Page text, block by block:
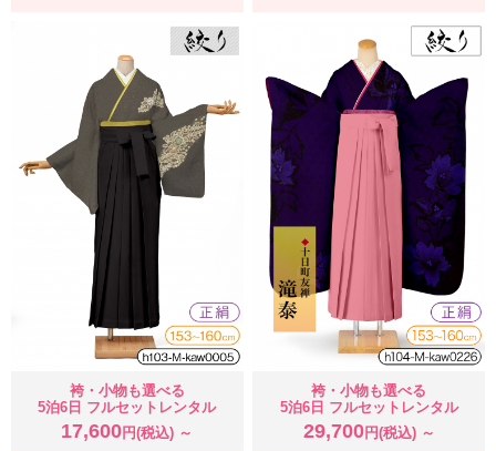
袴・小物も選べる
5泊6日 フルセットレンタル
17,600 円(税込) ～
袴・小物も選べる
5泊6日 フルセットレンタル
29,700円(税込) ～